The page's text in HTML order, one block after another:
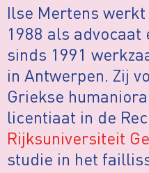
Ilse Mertens
1988 als advocaat
sinds 1991
in Antwerpen. Zij
Griekse
licentiaat in de
Rijksuniversiteit
studie in het